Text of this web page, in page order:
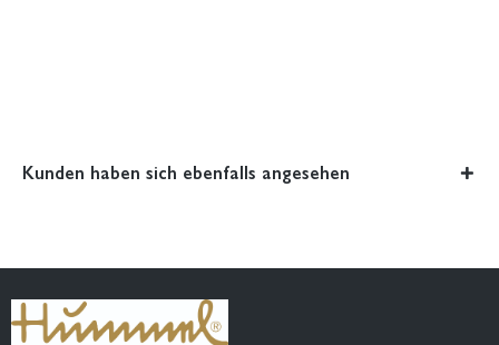
Kunden haben sich ebenfalls angesehen